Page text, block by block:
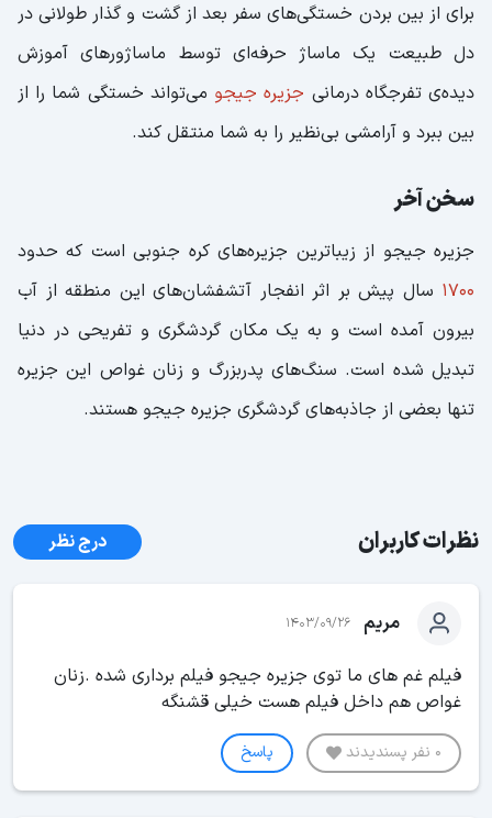
برای از بین بردن خستگی‌های سفر بعد از گشت و گذار طولانی در
دل طبیعت یک ماساژ حرفه‌ای توسط ماساژورهای آموزش
دیده‌ی تفرجگاه درمانی جزیره جیجو می‌تواند خستگی شما را از
بین ببرد و آرامشی بی‌نظیر را به شما منتقل کند.
سخن آخر
جزیره جیجو از زیباترین جزیره‌های کره جنوبی است که حدود
1700 سال پیش بر اثر انفجار آتشفشان‌های این منطقه از آب
بیرون آمده است و به یک مکان گردشگری و تفریحی در دنیا
تبدیل شده است. سنگ‌های پدربزرگ و زنان غواص این جزیره
تنها بعضی از جاذبه‌های گردشگری جزیره جیجو هستند.
نظرات کاربران درج نظر
مریم 1403/09/26
فیلم غم های ما توی جزیره جیجو فیلم برداری شده .زنان
غواص هم داخل فیلم هست خیلی قشنگه
0 نفر پسندیدند پاسخ